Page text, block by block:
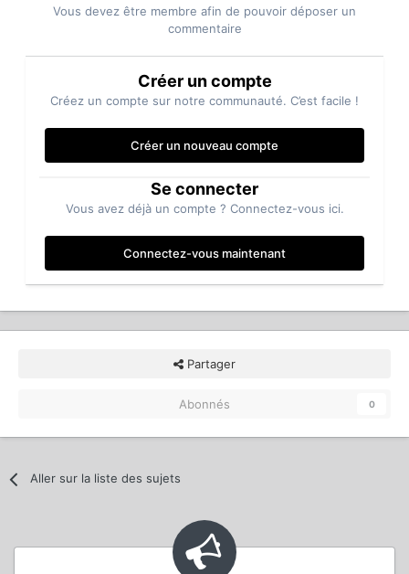
Vous devez être membre afin de pouvoir déposer un
commentaire
Créer un compte
Créez un compte sur notre communauté. C’est facile !
Créer un nouveau compte
Se connecter
Vous avez déjà un compte ? Connectez-vous ici.
Connectez-vous maintenant
Partager
Abonnés 0
Aller sur la liste des sujets